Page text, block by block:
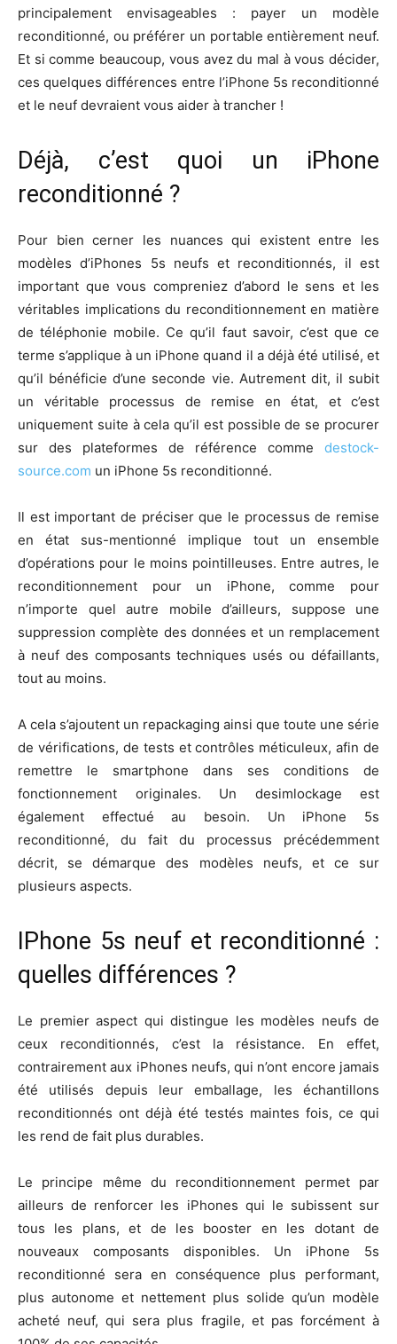
principalement envisageables : payer un modèle
reconditionné, ou préférer un portable entièrement neuf.
Et si comme beaucoup, vous avez du mal à vous décider,
ces quelques différences entre l’iPhone 5s reconditionné
et le neuf devraient vous aider à trancher !
Déjà, c’est quoi un iPhone
reconditionné ?
Pour bien cerner les nuances qui existent entre les
modèles d’iPhones 5s neufs et reconditionnés, il est
important que vous compreniez d’abord le sens et les
véritables implications du reconditionnement en matière
de téléphonie mobile. Ce qu’il faut savoir, c’est que ce
terme s’applique à un iPhone quand il a déjà été utilisé, et
qu’il bénéficie d’une seconde vie. Autrement dit, il subit
un véritable processus de remise en état, et c’est
uniquement suite à cela qu’il est possible de se procurer
sur des plateformes de référence comme destock-
source.com un iPhone 5s reconditionné.
Il est important de préciser que le processus de remise
en état sus-mentionné implique tout un ensemble
d’opérations pour le moins pointilleuses. Entre autres, le
reconditionnement pour un iPhone, comme pour
n’importe quel autre mobile d’ailleurs, suppose une
suppression complète des données et un remplacement
à neuf des composants techniques usés ou défaillants,
tout au moins.
A cela s’ajoutent un repackaging ainsi que toute une série
de vérifications, de tests et contrôles méticuleux, afin de
remettre le smartphone dans ses conditions de
fonctionnement originales. Un desimlockage est
également effectué au besoin. Un iPhone 5s
reconditionné, du fait du processus précédemment
décrit, se démarque des modèles neufs, et ce sur
plusieurs aspects.
IPhone 5s neuf et reconditionné :
quelles différences ?
Le premier aspect qui distingue les modèles neufs de
ceux reconditionnés, c’est la résistance. En effet,
contrairement aux iPhones neufs, qui n’ont encore jamais
été utilisés depuis leur emballage, les échantillons
reconditionnés ont déjà été testés maintes fois, ce qui
les rend de fait plus durables.
Le principe même du reconditionnement permet par
ailleurs de renforcer les iPhones qui le subissent sur
tous les plans, et de les booster en les dotant de
nouveaux composants disponibles. Un iPhone 5s
reconditionné sera en conséquence plus performant,
plus autonome et nettement plus solide qu’un modèle
acheté neuf, qui sera plus fragile, et pas forcément à